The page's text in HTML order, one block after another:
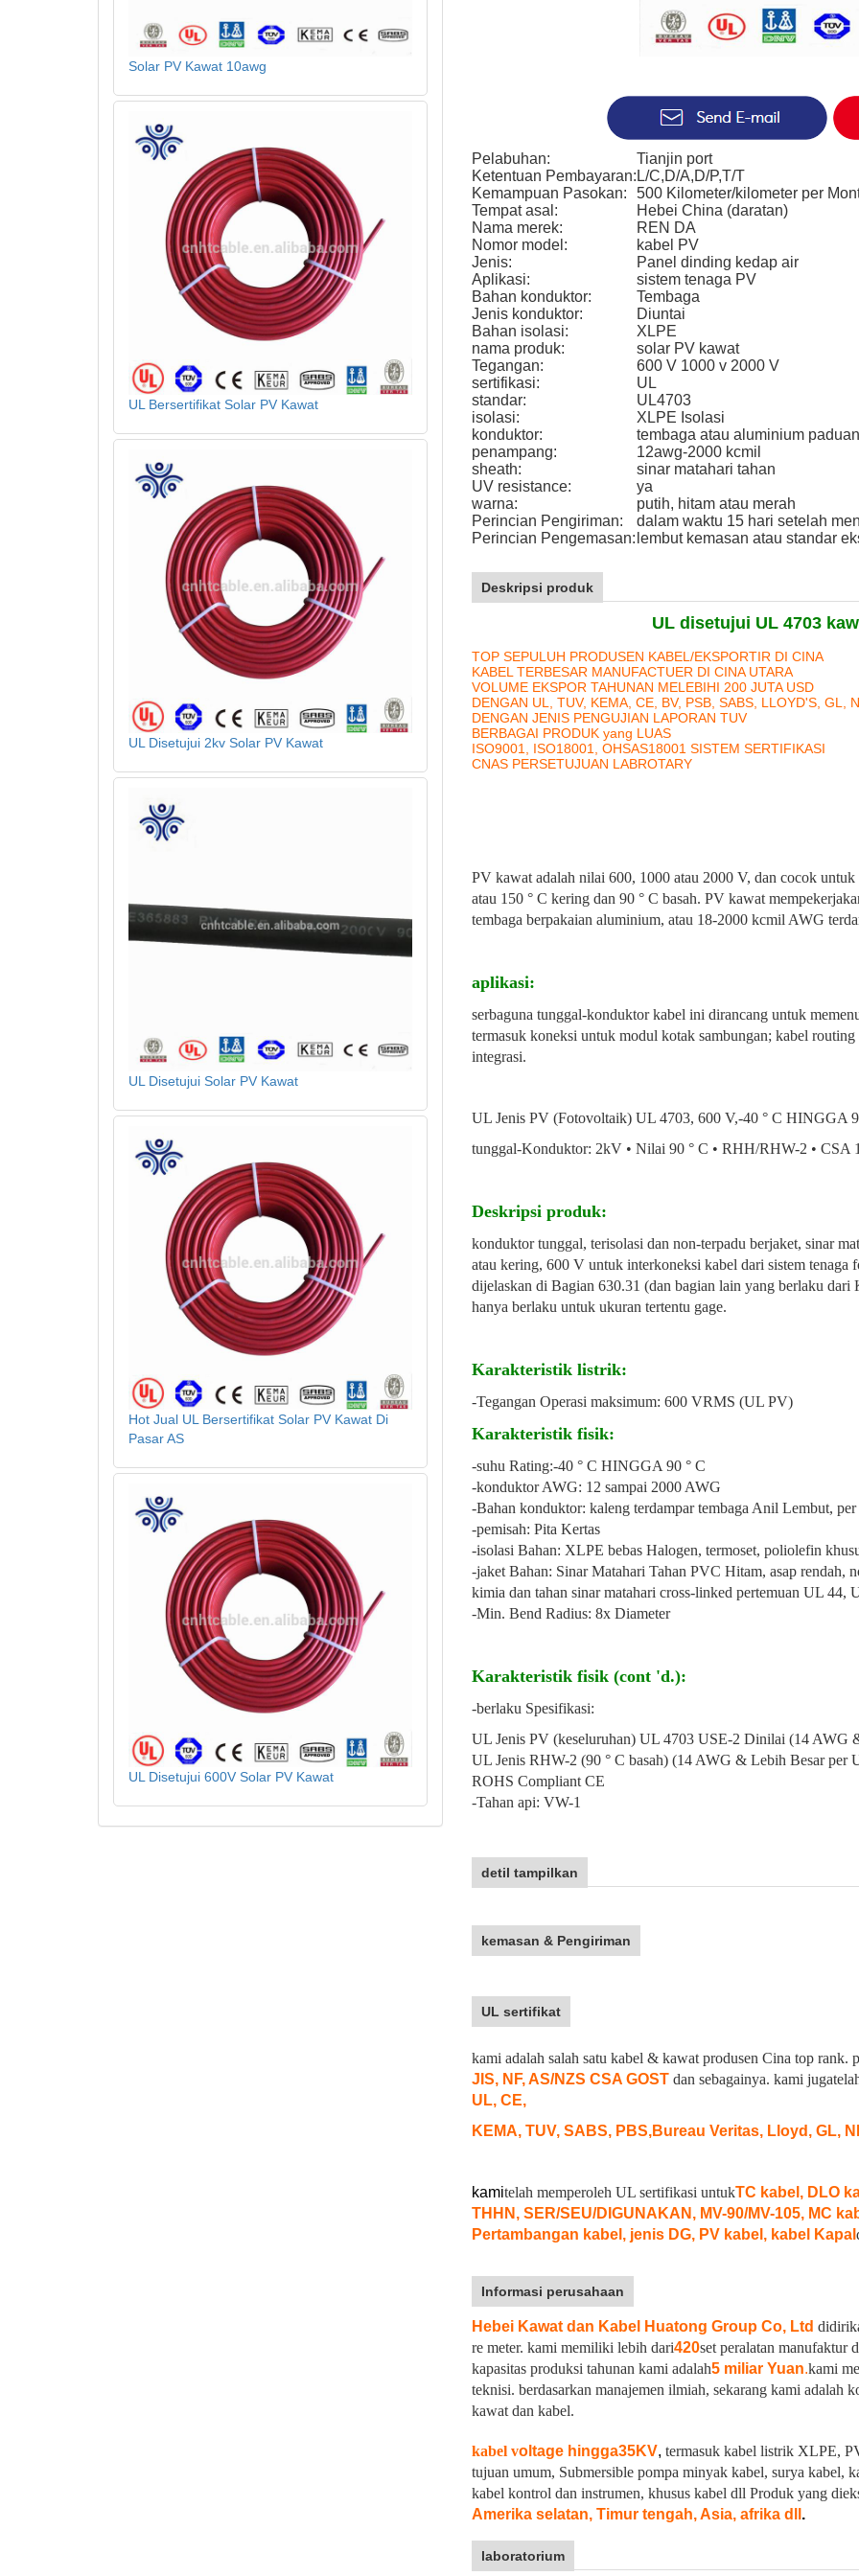
Pelabuhan:
Tianjin port
Ketentuan Pembayaran: L/C,D/A,D/P,T/T
Kemampuan Pasokan:
500 Kilometer/kilometer per
Tempat asal:
Hebei China (daratan)
Nama merek:
REN DA
Nomor model:
kabel PV
Jenis:
Panel dinding kedap air
Aplikasi:
sistem tenaga PV
Bahan konduktor:
Tembaga
Jenis konduktor:
Diuntai
Bahan isolasi:
XLPE
nama produk:
solar PV kawat
Tegangan:
600 V 1000 v 2000 V
sertifikasi:
UL
standar:
UL4703
isolasi:
XLPE Isolasi
konduktor:
tembaga atau aluminium
penampang:
12awg-2000 kcmil
sheath:
sinar matahari tahan
UV resistance:
ya
warna:
putih, hitam atau merah
Perincian Pengiriman:
dalam waktu 15 hari setelah
Perincian Pengemasan: lembut kemasan atau standar
Deskripsi produk
UL disetujui UL 4703
TOP SEPULUH PRODUSEN KABEL/EKSPORTIR DI CINA
KABEL TERBESAR MANUFACTUER DI CINA UTARA
VOLUME EKSPOR TAHUNAN MELEBIHI 200 JUTA USD
DENGAN UL, TUV, KEMA, CE, BV, PSB, SABS, LLOYD'S, GL,
DENGAN JENIS PENGUJIAN LAPORAN TUV
BERBAGAI PRODUK yang LUAS
ISO9001, ISO18001, OHSAS18001 SISTEM SERTIFIKASI
CNAS PERSETUJUAN LABROTARY
PV kawat adalah nilai 600, 1000 atau 2000 V, dan cocok
atau 150 ° C kering dan 90 ° C basah. PV kawat
tembaga berpakaian aluminium, atau 18-2000 kcmil AWG
aplikasi:
serbaguna tunggal-konduktor kabel ini dirancang untuk
termasuk koneksi untuk modul kotak sambungan; kabel
integrasi.
UL Jenis PV (Fotovoltaik) UL 4703, 600 V,-40 ° C HINGGA
tunggal-Konduktor: 2kV • Nilai 90 ° C • RHH/RHW-2 • CSA
Deskripsi produk:
konduktor tunggal, terisolasi dan non-terpadu berjaket, sinar
atau kering, 600 V untuk interkoneksi kabel dari sistem
dijelaskan di Bagian 630.31 (dan bagian lain yang berlaku
hanya berlaku untuk ukuran tertentu gage.
Karakteristik listrik:
-Tegangan Operasi maksimum: 600 VRMS (UL PV)
Karakteristik fisik:
-suhu Rating:-40 ° C HINGGA 90 ° C
-konduktor AWG: 12 sampai 2000 AWG
-Bahan konduktor: kaleng terdampar tembaga Anil Lembut,
-pemisah: Pita Kertas
-isolasi Bahan: XLPE bebas Halogen, termoset, poliolefin
-jaket Bahan: Sinar Matahari Tahan PVC Hitam, asap rendah,
kimia dan tahan sinar matahari cross-linked pertemuan UL 44,
-Min. Bend Radius: 8x Diameter
Karakteristik fisik (cont 'd.):
-berlaku Spesifikasi:
UL Jenis PV (keseluruhan) UL 4703 USE-2 Dinilai (14 AWG
UL Jenis RHW-2 (90 ° C basah) (14 AWG & Lebih Besar per
ROHS Compliant CE
-Tahan api: VW-1
detil tampilkan
kemasan & Pengiriman
UL sertifikat
kami adalah salah satu kabel & kawat produsen Cina top rank.
JIS, NF, AS/NZS CSA GOST dan sebagainya. kami juga
UL, CE,
KEMA, TUV, SABS, PBS,Bureau Veritas, Lloyd, GL,
kamitelah memperoleh UL sertifikasi untukTC kabel, DLO
THHN, SER/SEU/DIGUNAKAN, MV-90/MV-105, MC
Pertambangan kabel, jenis DG, PV kabel, kabel Kapal
Informasi perusahaan
Hebei Kawat dan Kabel Huatong Group Co, Ltd
re meter. kami memiliki lebih dari420set peralatan manufaktur
kapasitas produksi tahunan kami adalah5 miliar Yuan.kami
teknisi. berdasarkan manajemen ilmiah, sekarang kami adalah
kawat dan kabel.
kabel voltage hingga35KV, termasuk kabel listrik XLPE,
tujuan umum, Submersible pompa minyak kabel, surya kabel,
kabel kontrol dan instrumen, khusus kabel dll Produk yang
Amerika selatan, Timur tengah, Asia, afrika dll .
laboratorium
Solar PV Kawat 10awg
UL Bersertifikat Solar PV Kawat
UL Disetujui 2kv Solar PV Kawat
UL Disetujui Solar PV Kawat
Hot Jual UL Bersertifikat Solar PV Kawat Di
Pasar AS
UL Disetujui 600V Solar PV Kawat